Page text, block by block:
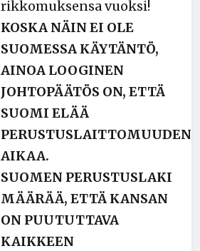
rikkomuksensa vuoksi!
KOSKA NÄIN EI OLE
SUOMESSA KÄYTÄNTÖ,
AINOA LOOGINEN
JOHTOPÄÄTÖS ON, ETTÄ
SUOMI ELÄÄ
PERUSTUSLAITTOMUUDEN
AIKAA.
SUOMEN PERUSTUSLAKI
MÄÄRÄÄ, ETTÄ KANSAN
ON PUUTUTTAVA
KAIKKEEN